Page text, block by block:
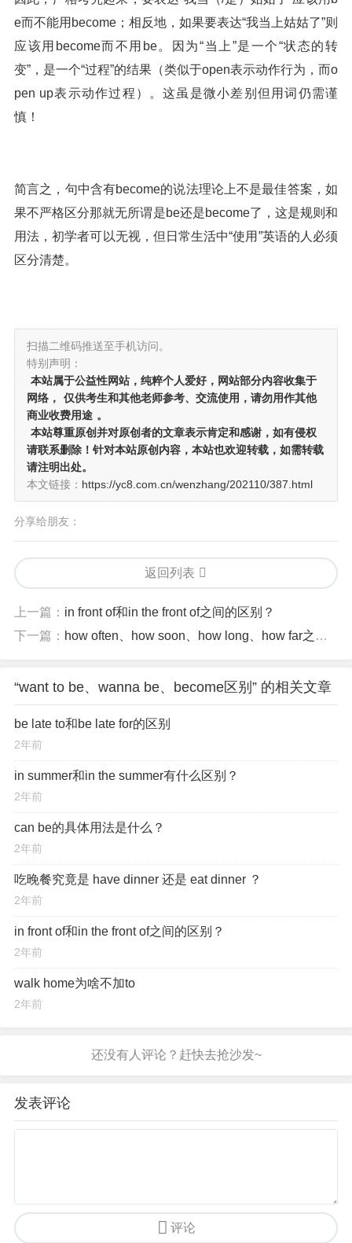
e而不能用become；相反地，如果要表达“我当上姑姑了”则
应该用become而不用be。因为“当上”是一个“状态的转
变”，是一个“过程”的结果（类似于open表示动作行为，而o
pen up表示动作过程）。这虽是微小差别但用词仍需谨
慎！
简言之，句中含有become的说法理论上不是最佳答案，如
果不严格区分那就无所谓是be还是become了，这是规则和
用法，初学者可以无视，但日常生活中“使用”英语的人必须
区分清楚。
扫描二维码推送至手机访问。
特别声明：
本站属于公益性网站，纯粹个人爱好，网站部分内容收集于
网络，
仅供考生和其他老师参考、交流使用，请勿用作其他
商业收费用途 。
本站尊重原创并对原创者的文章表示肯定和感谢，如有侵权
请联系删除！针对本站原创内容，本站也欢迎转载，如需转载
请注明出处。
本文链接： https://yc8.com.cn/wenzhang/202110/387.html
分享给朋友：
返回列表
上一篇： in front of和in the front of之间的区别？
下一篇： how often、how soon、how long、how far之间有什么区别？
“want to be、wanna be、become区别” 的相关文章
be late to和be late for的区别
2年前
in summer和in the summer有什么区别？
2年前
can be的具体用法是什么？
2年前
吃晚餐究竟是 have dinner 还是 eat dinner ？
2年前
in front of和in the front of之间的区别？
2年前
walk home为啥不加to
2年前
发表评论
评论